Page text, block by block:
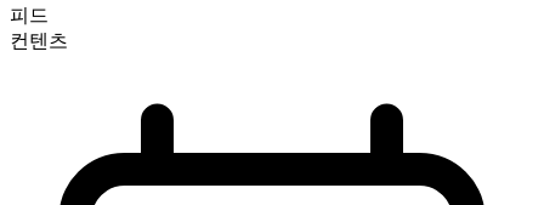
피드
컨텐츠